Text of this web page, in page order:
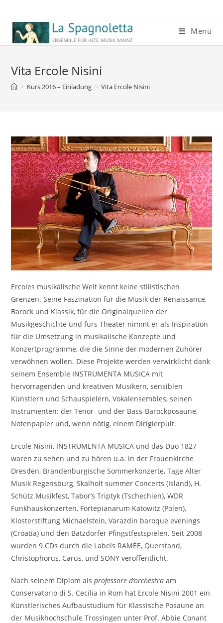
Menü
Vita Ercole Nisini
> Kurs 2016 – Einladung > Vita Ercole Nisini
Ercoles musikalische Welt kennt keine stilistischen
Grenzen. Seine Faszination für die Musik der Renaissance,
Barock und Klassik, für die Originalquellen der
Musikgeschichte und fürs Theater nimmt er als Inspiration
für die Umsetzung in musikalische Konzepte und
Konzertprogramme, die die Sinne der modernen Zuhörer
verwöhnen wollen. Diese Projekte werden verwirklicht dank
seinem Ensemble INSTRUMENTA MUSICA mit
hervorragenden und kreativen Musikern, sensiblen
Künstlern und Schauspielern, Vokalensembles, seinen
Instrumenten: der Tenor- und der Bass-Barockposaune,
Notenpapier und, wenn nötig, einem Dirigierpult.
Ercole Nisini, INSTRUMENTA MUSICA und das Duo 1827
waren zu sehen und zu hören u.a. in der Frauenkirche
Dresden, Brandenburgische Sommerkonzerte, Tage Alter
Musik Regensburg, Skalholt summer Concerts (Island), H.
Schütz Musikfest, Tabor’s Triptyk (Tschechien), WDR
Funkhauskonzerten, Fortepianarum Katowitz (Polen),
Klosterstiftung Michaelstein, Varazdin baroque evenings
(Croatia) und den Batzdorfer Pfingstfestspielen. Seit 2008
wurden 9 CDs durch die Labels RAMÉE, Querstand,
Christophorus, Carus, und SONY veröffentlicht.
Nach seinem Diplom alsprofessore d‘orchestra am
Conservatorio di S. Cecilia in Rom hat Ercole Nisini 2001 ein
Künstlerisches Aufbaustudium für Klassische Posaune an
der Musikhochschule Trossingen unter Prof. Abbie Conant